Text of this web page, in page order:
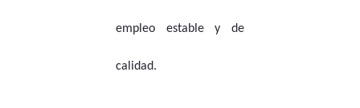
empleo estable y de
calidad.